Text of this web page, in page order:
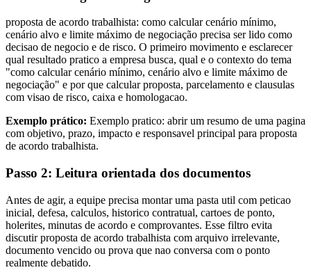
proposta de acordo trabalhista: como calcular cenário mínimo,
cenário alvo e limite máximo de negociação precisa ser lido como
decisao de negocio e de risco. O primeiro movimento e esclarecer
qual resultado pratico a empresa busca, qual e o contexto do tema
"como calcular cenário mínimo, cenário alvo e limite máximo de
negociação" e por que calcular proposta, parcelamento e clausulas
com visao de risco, caixa e homologacao.
Exemplo prático: Exemplo pratico: abrir um resumo de uma pagina
com objetivo, prazo, impacto e responsavel principal para proposta
de acordo trabalhista.
Passo 2: Leitura orientada dos documentos
Antes de agir, a equipe precisa montar uma pasta util com peticao
inicial, defesa, calculos, historico contratual, cartoes de ponto,
holerites, minutas de acordo e comprovantes. Esse filtro evita
discutir proposta de acordo trabalhista com arquivo irrelevante,
documento vencido ou prova que nao conversa com o ponto
realmente debatido.